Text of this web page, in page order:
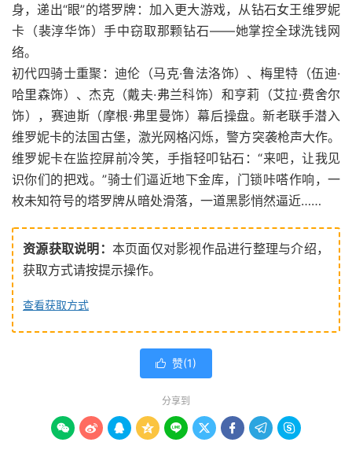
身，递出“眼”的塔罗牌：加入更大游戏，从钻石女王维罗妮
卡（裴淳华饰）手中窃取那颗钻石——她掌控全球洗钱网
络。
初代四骑士重聚：迪伦（马克·鲁法洛饰）、梅里特（伍迪·
哈里森饰）、杰克（戴夫·弗兰科饰）和亨莉（艾拉·费舍尔
饰），赛迪斯（摩根·弗里曼饰）幕后操盘。新老联手潜入
维罗妮卡的法国古堡，激光网格闪烁，警方突袭枪声大作。
维罗妮卡在监控屏前冷笑，手指轻叩钻石：“来吧，让我见
识你们的把戏。”骑士们逼近地下金库，门锁咔嗒作响，一
枚未知符号的塔罗牌从暗处滑落，一道黑影悄然逼近……
资源获取说明： 本页面仅对影视作品进行整理与介绍，
获取方式请按提示操作。
查看获取方式
 赞(1)
分享到
        